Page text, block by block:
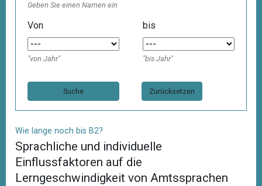
Geben Sie einen Namen ein
Von
"von Jahr"
bis
"bis Jahr"
Zurücksetzen
Wie lange noch bis B2?
Sprachliche und individuelle
Einflussfaktoren auf die
Lerngeschwindigkeit von Amtssprachen